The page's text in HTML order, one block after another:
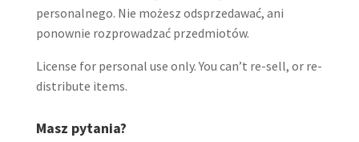
personalnego. Nie możesz odsprzedawać, ani
ponownie rozprowadzać przedmiotów.
License for personal use only. You can’t re-sell, or re-
distribute items.
Masz pytania?